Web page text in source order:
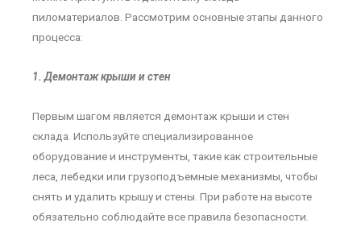
пиломатериалов. Рассмотрим основные этапы данного
процесса:
1. Демонтаж крыши и стен
Первым шагом является демонтаж крыши и стен
склада. Используйте специализированное
оборудование и инструменты, такие как строительные
леса, лебедки или грузоподъемные механизмы, чтобы
снять и удалить крышу и стены. При работе на высоте
обязательно соблюдайте все правила безопасности.